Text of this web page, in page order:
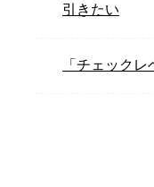
引きたい
「チェックレ